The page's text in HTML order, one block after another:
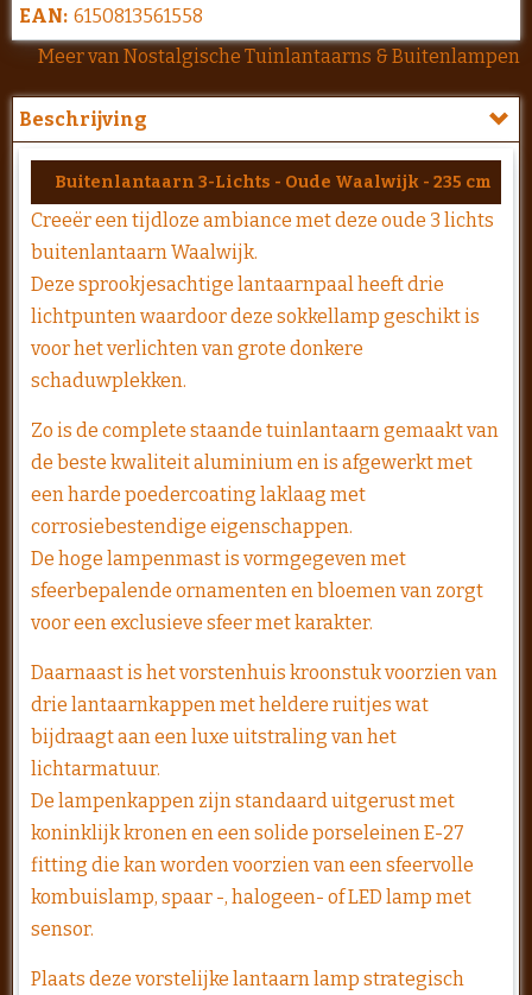
EAN: 6150813561558
Meer van Nostalgische Tuinlantaarns & Buitenlampen
Beschrijving
Buitenlantaarn 3-Lichts - Oude Waalwijk - 235 cm
Creeër een tijdloze ambiance met deze oude 3 lichts
buitenlantaarn Waalwijk.
Deze sprookjesachtige lantaarnpaal heeft drie
lichtpunten waardoor deze sokkellamp geschikt is
voor het verlichten van grote donkere
schaduwplekken.
Zo is de complete staande tuinlantaarn gemaakt van
de beste kwaliteit aluminium en is afgewerkt met
een harde poedercoating laklaag met
corrosiebestendige eigenschappen.
De hoge lampenmast is vormgegeven met
sfeerbepalende ornamenten en bloemen van zorgt
voor een exclusieve sfeer met karakter.
Daarnaast is het vorstenhuis kroonstuk voorzien van
drie lantaarnkappen met heldere ruitjes wat
bijdraagt aan een luxe uitstraling van het
lichtarmatuur.
De lampenkappen zijn standaard uitgerust met
koninklijk kronen en een solide porseleinen E-27
fitting die kan worden voorzien van een sfeervolle
kombuislamp, spaar -, halogeen- of LED lamp met
sensor.
Plaats deze vorstelijke lantaarn lamp strategisch